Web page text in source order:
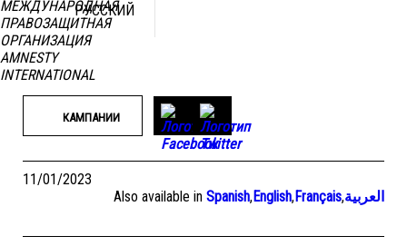
РУССКИЙ
КАМПАНИИ
11/01/2023
Also available in Spanish,English,Français,العربية